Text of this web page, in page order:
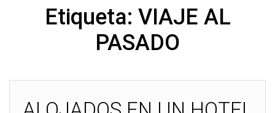
Etiqueta: VIAJE AL
PASADO